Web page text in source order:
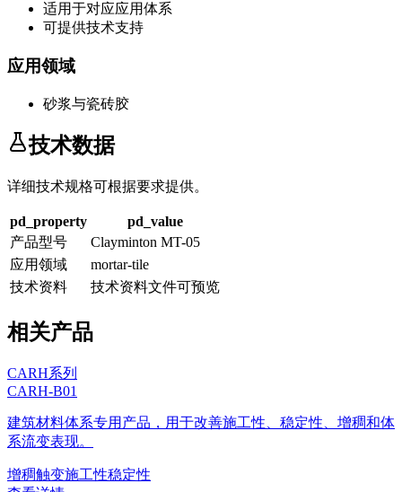
适用于对应应用体系
可提供技术支持
应用领域
砂浆与瓷砖胶
技术数据
详细技术规格可根据要求提供。
pd_property
pd_value
产品型号
Clayminton MT-05
应用领域
mortar-tile
技术资料
技术资料文件可预览
相关产品
CARH系列
CARH-B01
建筑材料体系专用产品，用于改善施工性、稳定性、增稠和体
系流变表现。
增稠触变施工性稳定性